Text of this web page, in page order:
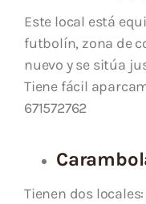
Este local está
futbolín, zona de
nuevo y se sitúa
Tiene fácil
671572762
Tienen dos